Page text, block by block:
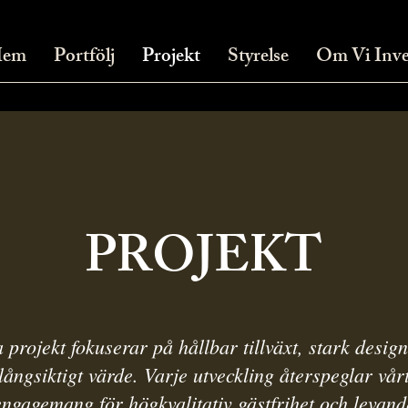
Portfölj Projekt Styrelse Om Vi
PROJEKT
projekt fokuserar på hållbar tillväxt, stark
långsiktigt värde. Varje utveckling återspeglar
för högkvalitativ gästfrihet och